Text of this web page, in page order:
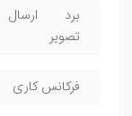
برد ارسال
تصویر
فرکانس کاری